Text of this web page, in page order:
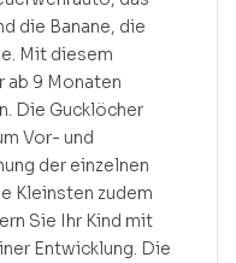
die Banane, die
Mit diesem
ab 9 Monaten
Die Gucklöcher
Vor- und
der einzelnen
Kleinsten zudem
Sie Ihr Kind mit
Entwicklung. Die